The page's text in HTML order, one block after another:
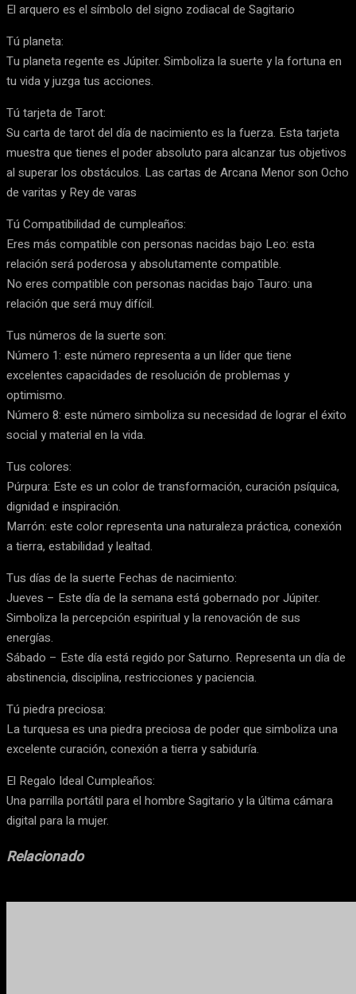
El arquero es el símbolo del signo zodiacal de Sagitario
Tú planeta:
Tu planeta regente es Júpiter. Simboliza la suerte y la fortuna en
tu vida y juzga tus acciones.
Tú tarjeta de Tarot:
Su carta de tarot del día de nacimiento es la fuerza. Esta tarjeta
muestra que tienes el poder absoluto para alcanzar tus objetivos
al superar los obstáculos. Las cartas de Arcana Menor son Ocho
de varitas y Rey de varas
Tú Compatibilidad de cumpleaños:
Eres más compatible con personas nacidas bajo Leo: esta
relación será poderosa y absolutamente compatible.
No eres compatible con personas nacidas bajo Tauro: una
relación que será muy difícil.
Tus números de la suerte son:
Número 1: este número representa a un líder que tiene
excelentes capacidades de resolución de problemas y
optimismo.
Número 8: este número simboliza su necesidad de lograr el éxito
social y material en la vida.
Tus colores:
Púrpura: Este es un color de transformación, curación psíquica,
dignidad e inspiración.
Marrón: este color representa una naturaleza práctica, conexión
a tierra, estabilidad y lealtad.
Tus días de la suerte Fechas de nacimiento:
Jueves – Este día de la semana está gobernado por Júpiter.
Simboliza la percepción espiritual y la renovación de sus
energías.
Sábado – Este día está regido por Saturno. Representa un día de
abstinencia, disciplina, restricciones y paciencia.
Tú piedra preciosa:
La turquesa es una piedra preciosa de poder que simboliza una
excelente curación, conexión a tierra y sabiduría.
El Regalo Ideal Cumpleaños:
Una parrilla portátil para el hombre Sagitario y la última cámara
digital para la mujer.
Relacionado